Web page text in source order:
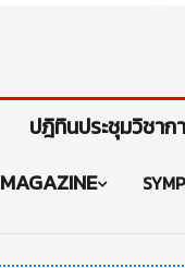
ปฎิทินประชุมวิชาก
MAGAZINE